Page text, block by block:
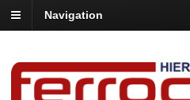
Navigation